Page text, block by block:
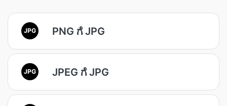
JPG PNG ಗೆ JPG
JPG JPEG ಗೆ JPG